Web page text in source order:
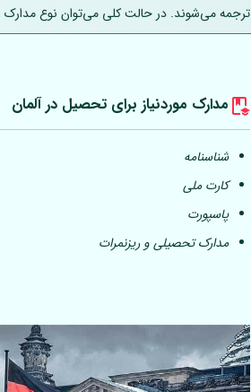
ترجمه می‌شوند. در حالت کلی می‌توان نوع مدارک
مدارک موردنیاز برای تحصیل درآلمان
شناسنامه
کارت ملی
پاسپورت
مدارک تحصیلی و ریزنمرات